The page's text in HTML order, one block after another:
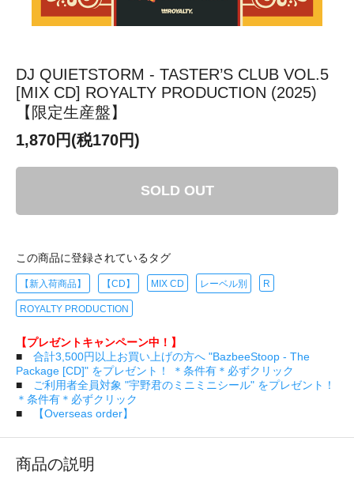
DJ QUIETSTORM - TASTER’S CLUB VOL.5
[MIX CD] ROYALTY PRODUCTION (2025)
【限定生産盤】
1,870円(税170円)
SOLD OUT
この商品に登録されているタグ
【新入荷商品】 【CD】 MIX CD レーベル別 R
ROYALTY PRODUCTION
【プレゼントキャンペーン中！】
■ 合計3,500円以上お買い上げの方へ "BazbeeStoop - The
Package [CD]" をプレゼント！ ＊条件有＊必ずクリック
■
ご利用者全員対象 "宇野君のミニミニシール" をプレゼント！
＊条件有＊必ずクリック
■
【Overseas order】
商品の説明